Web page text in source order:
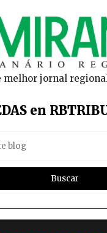
melhor jornal
en